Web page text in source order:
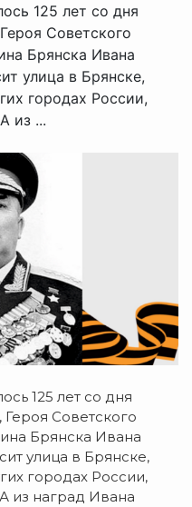
125 лет со дня
Советского
Брянска Ивана
улица в Брянске,
городах России,
из ...
125 лет со дня
Советского
Брянска Ивана
улица в Брянске,
городах России,
из наград Ивана